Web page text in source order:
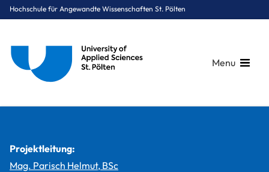
Hochschule für Angewandte Wissenschaften St. Pölten
Menu
Projektleitung:
Mag. Parisch Helmut, BSc